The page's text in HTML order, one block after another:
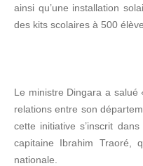
ainsi qu’une installation
des kits scolaires à 500
Le ministre Dingara a
relations entre son
cette initiative s’inscrit
capitaine Ibrahim Traoré,
nationale.